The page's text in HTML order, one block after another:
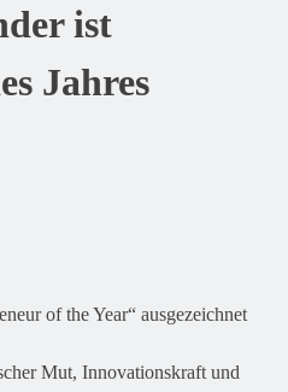
ist
Jahres
of the Year“ ausgezeichnet
Mut, Innovationskraft und